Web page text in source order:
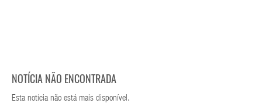
NOTÍCIA NÃO ENCONTRADA
Esta notícia não está mais disponível.